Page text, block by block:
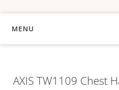
MENU
PANORAMICA
AXIS TW1109 Chest